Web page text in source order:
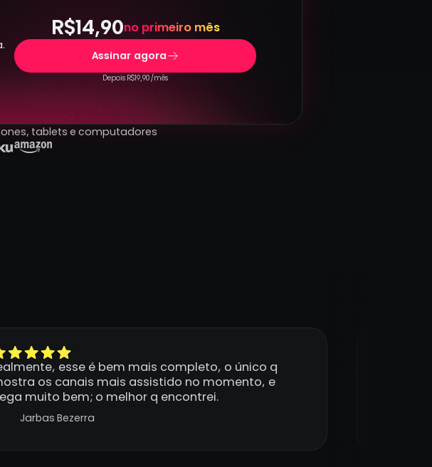
R$14,90no primeiro mês
Assinar agora
Depois R$19,90 /mês
tablets e computadores
esse é bem mais completo, o único q
os canais mais assistido no momento, e
muito bem; o melhor q encontrei.
Jarbas Bezerra